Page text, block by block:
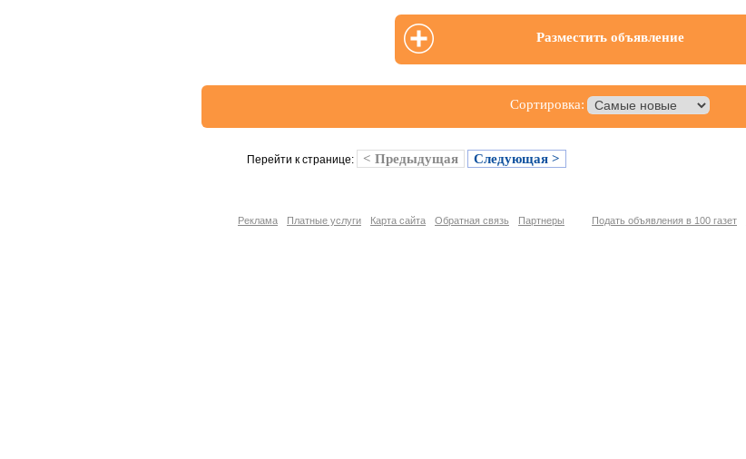
Разместить объявление
Сортировка:
Перейти к странице: < Предыдущая Следующая >
Реклама Платные услуги Карта сайта Обратная связь Партнеры Подать объявления в 100 газет